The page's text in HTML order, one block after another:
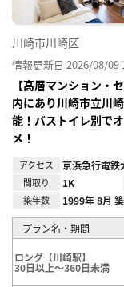
川崎市川崎区
情報更新日 2026/08/09
【高層マンション・
内にあり川崎市立川
能！バストイレ別で
メ！
アクセス 京浜急行電鉄
間取り 1K
築年数 1999年 8月 築
プラン名・期間
ロング【川崎駅】
30日以上～360日未満